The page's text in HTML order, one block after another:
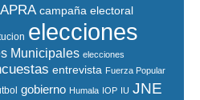
APRA campaña electoral
elecciones
Municipales elecciones
entrevista Fuerza Popular
gobierno Humala IOP IU JNE